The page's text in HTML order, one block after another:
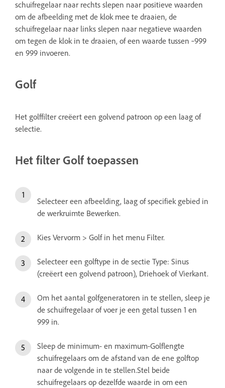
schuifregelaar naar rechts slepen naar positieve waarden
om de afbeelding met de klok mee te draaien, de
schuifregelaar naar links slepen naar negatieve waarden
om tegen de klok in te draaien, of een waarde tussen ‑999
en 999 invoeren.
Golf
Het golffilter creëert een golvend patroon op een laag of
selectie.
Het filter Golf toepassen
Selecteer een afbeelding, laag of specifiek gebied in
de werkruimte Bewerken.
Kies Vervorm > Golf in het menu Filter.
Selecteer een golftype in de sectie Type: Sinus
(creëert een golvend patroon), Driehoek of Vierkant.
Om het aantal golfgeneratoren in te stellen, sleep je
de schuifregelaar of voer je een getal tussen 1 en
999 in.
Sleep de minimum- en maximum-Golflengte
schuifregelaars om de afstand van de ene golftop
naar de volgende in te stellen.Stel beide
schuifregelaars op dezelfde waarde in om een